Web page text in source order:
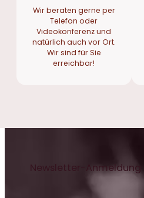
Wir beraten gerne per
Telefon oder
Videokonferenz und
natürlich auch vor Ort.
Wir sind für Sie
erreichbar!
Newsletter-Anmeldung